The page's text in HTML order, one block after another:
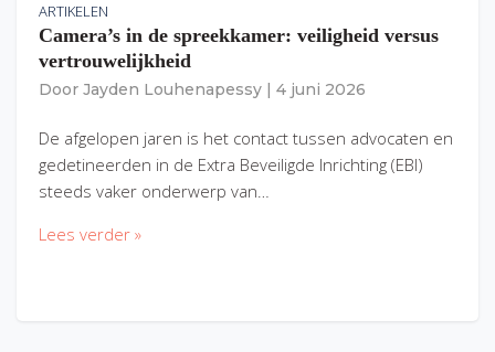
ARTIKELEN
Camera’s in de spreekkamer: veiligheid versus
vertrouwelijkheid
Door Jayden Louhenapessy 4 juni 2026
De afgelopen jaren is het contact tussen advocaten en
gedetineerden in de Extra Beveiligde Inrichting (EBI)
steeds vaker onderwerp van…
Lees verder »